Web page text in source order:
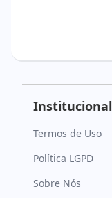
Institucional
Termos de Uso
Política LGPD
Sobre Nós